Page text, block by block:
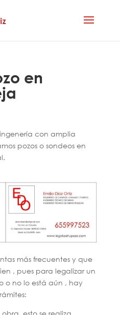
en
con amplia
pozos o sondeos en
más frecuentes y que
, pues para legalizar un
o no lo está aún , hay